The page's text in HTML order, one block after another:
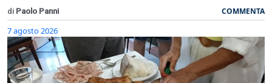
di Paolo Panni COMMENTA
7 agosto 2026